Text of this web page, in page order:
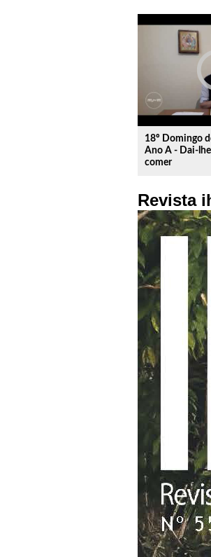
18º Domingo
Ano A - Dai-
comer
Revista